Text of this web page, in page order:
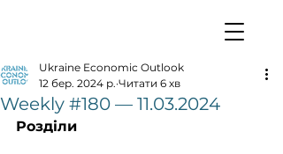
Weekly #180 — 11.03.2024
Ukraine Economic Outlook
12 бер. 2024 р. Читати 6 хв
Розділи